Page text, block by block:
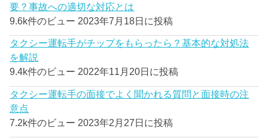
要？事故への適切な対応とは
9.6k件のビュー 2023年7月18日に投稿
タクシー運転手がチップをもらったら？基本的な対処法
を解説
9.4k件のビュー 2022年11月20日に投稿
タクシー運転手の面接でよく聞かれる質問と面接時の注
意点
7.2k件のビュー 2023年2月27日に投稿